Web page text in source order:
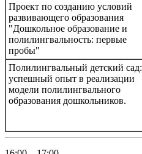
Проект по созданию условий
развивающего образования
"Дошкольное образование и
полилингвальность: первые
пробы"
Полилингвальный детский сад:
успешный опыт в реализации
модели полилингвального
образования дошкольников.